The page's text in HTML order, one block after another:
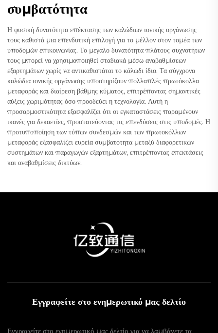
συμβατότητα
Η φυσική δυνατότητα επέκτασης των καλώδιων ιονικής οργάνωσης
τους καθιστά μια επενδυτική επιλογή για το μέλλον στον τομέα των
υποδομών επικοινωνίας. Το μεγάλο δυνατότητα πλάτους συχνοτήτων
τους μπορεί να χρησιμοποιηθεί σταδιακά μέσω αναβαθμίσεων
εξαρτημάτων χωρίς να αντικαθιστάται το κάλωδι ίδιο. Τα σύγχρονα
καλώδια ιονικής οργάνωσης υποστηρίζουν πολλαπλές πρωτόκολλα
μεταφοράς και διαίρεση βάθμης κύματος, επιτρέποντας σημαντικές
αύξεις χωριμότητας όσο προοδεύει η τεχνολογία. Αυτή η
προσαρμοστικότητα εξασφαλίζει ότι οι εγκαταστάσεις παραμένουν
ικανές για δεκαετίες, προστατεύοντας τις επενδύσεις στις υποδομές. Η
προτυποποίηση των τύπων συνδεσμών και των πρωτοκόλλων
μεταφοράς εξασφαλίζει ευρεία συμβατότητα μεταξύ διαφορετικών
συστημάτων και παραγωγών εξαρτημάτων, επιτρέποντας επεκτάσεις
και αναβαθμίσεις δικτύων.
Εγγραφείτε στο ενημερωτικό μας δελτίο
Εγγραφείτε στο ενημερωτικό μας δελτίο για να λαμβάνετε τα